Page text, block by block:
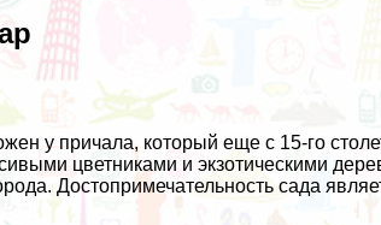
у причала, который еще с 15-го
цветниками и экзотическими
Достопримечательность сада